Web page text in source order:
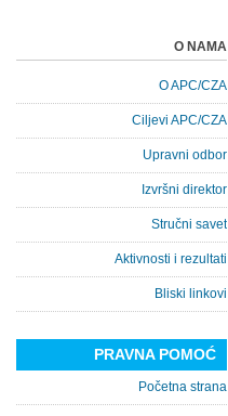
O NAMA
O APC/CZA
Ciljevi APC/CZA
Upravni odbor
Izvršni direktor
Stručni savet
Aktivnosti i rezultati
Bliski linkovi
PRAVNA POMOĆ
Početna strana